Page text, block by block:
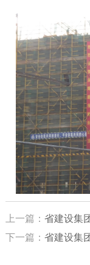
上一篇： 省建设集团
下一篇： 省建设集团上海